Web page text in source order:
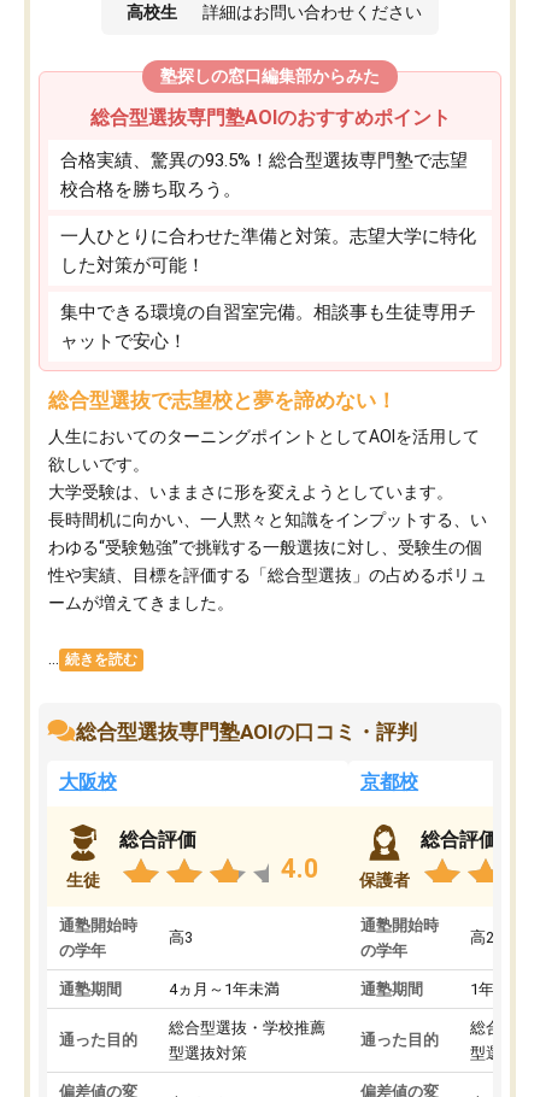
高校生 詳細はお問い合わせください
塾探しの窓口編集部からみた
総合型選抜専門塾AOIのおすすめポイント
合格実績、驚異の93.5%！総合型選抜専門塾で志望
校合格を勝ち取ろう。
一人ひとりに合わせた準備と対策。志望大学に特化
した対策が可能！
集中できる環境の自習室完備。相談事も生徒専用チ
ャットで安心！
総合型選抜で志望校と夢を諦めない！
人生においてのターニングポイントとしてAOIを活用して
欲しいです。
大学受験は、いままさに形を変えようとしています。
長時間机に向かい、一人黙々と知識をインプットする、い
わゆる“受験勉強”で挑戦する一般選抜に対し、受験生の個
性や実績、目標を評価する「総合型選抜」の占めるボリュ
ームが増えてきました。
続きを読む
総合型選抜専門塾AOIの口コミ・評判
大阪校
生徒
総合評価
4.0
通塾開始時
の学年
高3
通塾期間 4ヵ月～1年未満
通った目的
総合型選抜・学校推薦
型選抜対策
偏差値の変
京都校
保護者
総合評価
通塾開始時
の学年
高2
通塾期間 1年以上
通った目的
総合型選
型選抜対
偏差値の変